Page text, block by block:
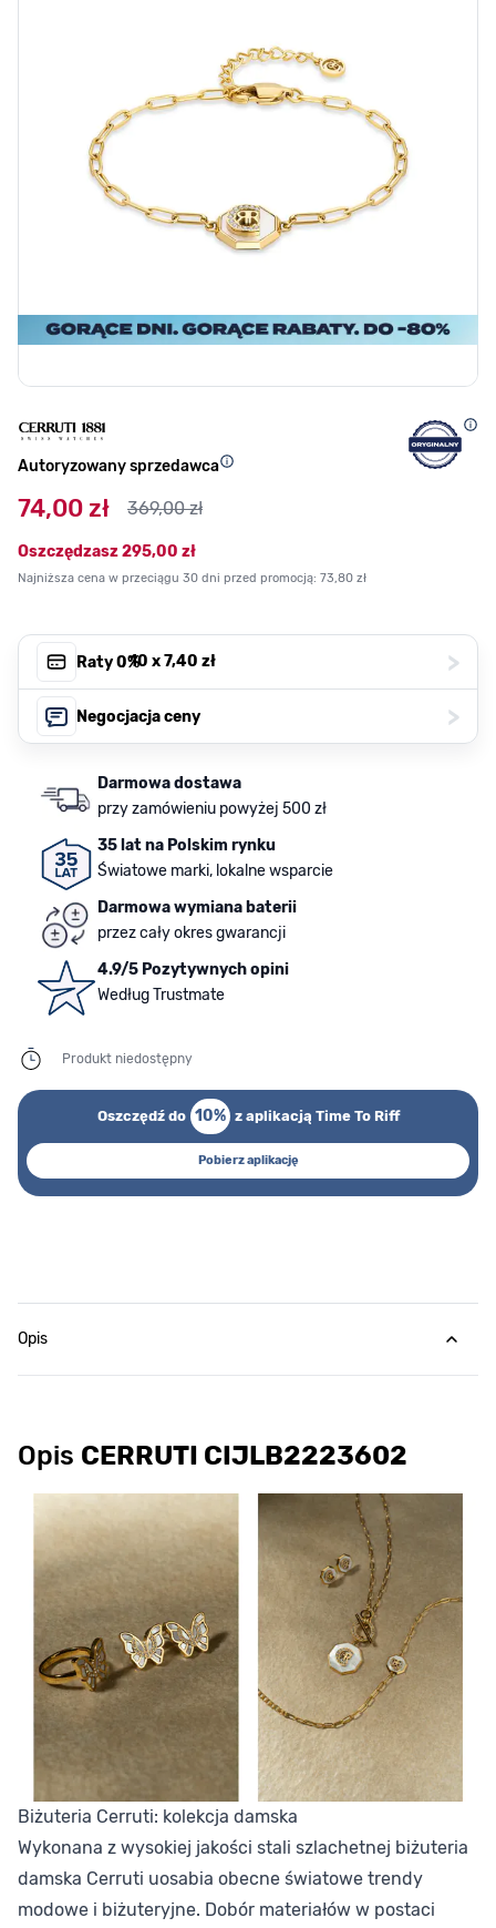
Autoryzowany sprzedawca
74,00 zł 369,00 zł
Oszczędzasz295,00 zł
Najniższa cena w przeciągu 30 dni przed promocją: 73,80 zł
Raty 0%, 10 x7,40 zł >
Negocjacja ceny >
Darmowa dostawa
przy zamówieniu powyżej 500 zł
35 lat na Polskim rynku
Światowe marki, lokalne wsparcie
Darmowa wymiana baterii
przez cały okres gwarancji
4.9/5 Pozytywnych opini
Według Trustmate
Produkt niedostępny
Oszczędź do 10% z aplikacją Time To Riff
Pobierz aplikację
Opis
Opis CERRUTI CIJLB2223602
Biżuteria Cerruti: kolekcja damska
Wykonana z wysokiej jakości stali szlachetnej biżuteria
damska Cerruti uosabia obecne światowe trendy
modowe i biżuteryjne. Dobór materiałów w postaci